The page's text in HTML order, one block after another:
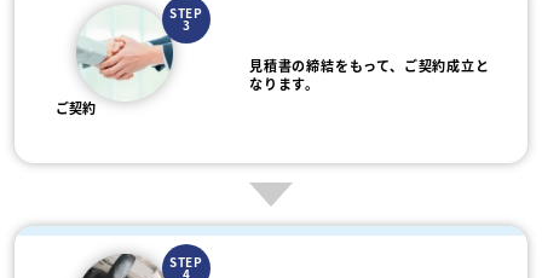
STEP
3
ご契約
見積書の締結をもって、ご契約成立と
なります。
STEP
4